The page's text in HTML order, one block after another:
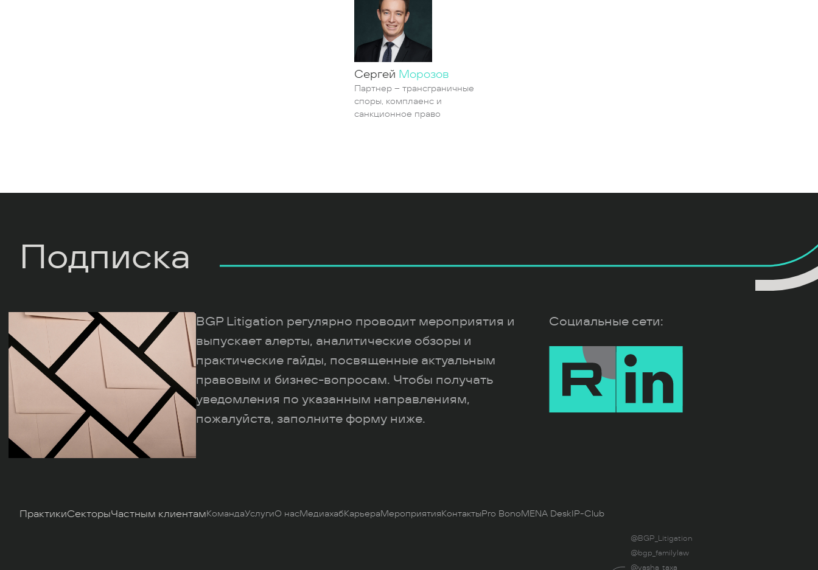
Сергей Морозов
Партнер – трансграничные
споры, комплаенс и
санкционное право
Подписка
BGP Litigation регулярно проводит мероприятия и
выпускает алерты, аналитические обзоры и
практические гайды, посвященные актуальным
правовым и бизнес-вопросам. Чтобы получать
уведомления по указанным направлениям,
пожалуйста, заполните форму ниже.
Социальные сети:
ПрактикиСекторыЧастным клиентамКомандаУслугиО насМедиахабКарьераМероприятияКонтактыPro BonoMENA DeskIP-Club
@BGP_Litigation
@bgp_familylaw
@vasha_taxa